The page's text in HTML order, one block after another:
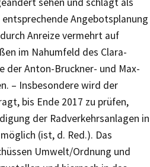
entsprechende Angebotsplanung
Anreize vermehrt auf
im Nahumfeld des Clara-
der Anton-Bruckner- und Max-
– Insbesondere wird der
bis Ende 2017 zu prüfen,
der Radverkehrsanlagen in
(ist, d. Red.). Das
Umwelt/Ordnung und